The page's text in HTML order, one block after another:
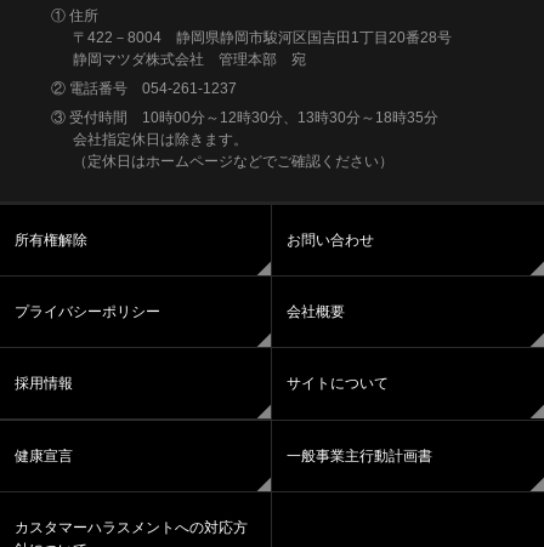
① 住所
〒422－8004 静岡県静岡市駿河区国吉田1丁目20番28号
静岡マツダ株式会社 管理本部 宛
② 電話番号 054-261-1237
③ 受付時間 10時00分～12時30分、13時30分～18時35分
会社指定休日は除きます。
（定休日はホームページなどでご確認ください）
所有権解除 お問い合わせ
プライバシーポリシー 会社概要
採用情報 サイトについて
健康宣言 一般事業主行動計画書
カスタマーハラスメントへの対応方